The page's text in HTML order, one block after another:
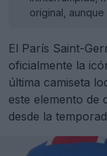
original,
El París Saint-
oficialmente la
última camiseta
este elemento de
desde la